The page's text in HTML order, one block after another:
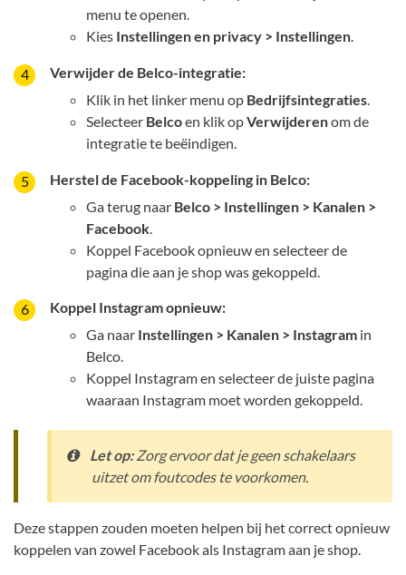
menu te openen.
Kies Instellingen en privacy > Instellingen.
Verwijder de Belco-integratie:
Klik in het linker menu op Bedrijfsintegraties.
Selecteer Belcoen klik opVerwijderenom de
integratie te beëindigen.
Herstel de Facebook-koppeling in Belco:
Ga terug naar Belco > Instellingen > Kanalen >
Facebook
Koppel Facebook opnieuw en selecteer de
pagina die aan je shop was gekoppeld.
Koppel Instagram opnieuw:
Ga naar Instellingen > Kanalen > Instagram in
Belco.
Koppel Instagram en selecteer de juiste pagina
waaraan Instagram moet worden gekoppeld.
Let op:Zorg ervoor dat je geen schakelaars
uitzet om foutcodes te voorkomen.
Deze stappen zouden moeten helpen bij het correct opnieuw
koppelen van zowel Facebook als Instagram aan je shop.